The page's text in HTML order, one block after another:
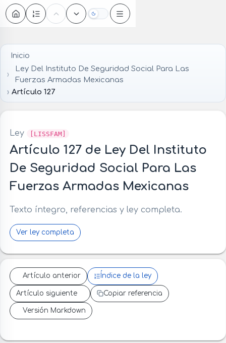
Oscuro
Inicio
Ley Del Instituto De Seguridad Social Para Las
Fuerzas Armadas Mexicanas
Artículo 127
Ley [LISSFAM]
Artículo 127 de Ley Del Instituto
De Seguridad Social Para Las
Fuerzas Armadas Mexicanas
Texto íntegro, referencias y ley completa.
Ver ley completa
Artículo anterior Índice de la ley
Artículo siguiente Copiar referencia
Versión Markdown